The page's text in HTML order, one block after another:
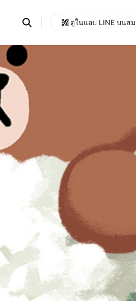
Search
OpenChats
messages
search
area
ดูในแอป LINE บนส